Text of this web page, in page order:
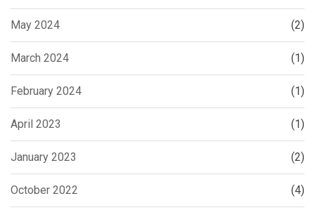
May 2024 (2)
March 2024 (1)
February 2024 (1)
April 2023 (1)
January 2023 (2)
October 2022 (4)